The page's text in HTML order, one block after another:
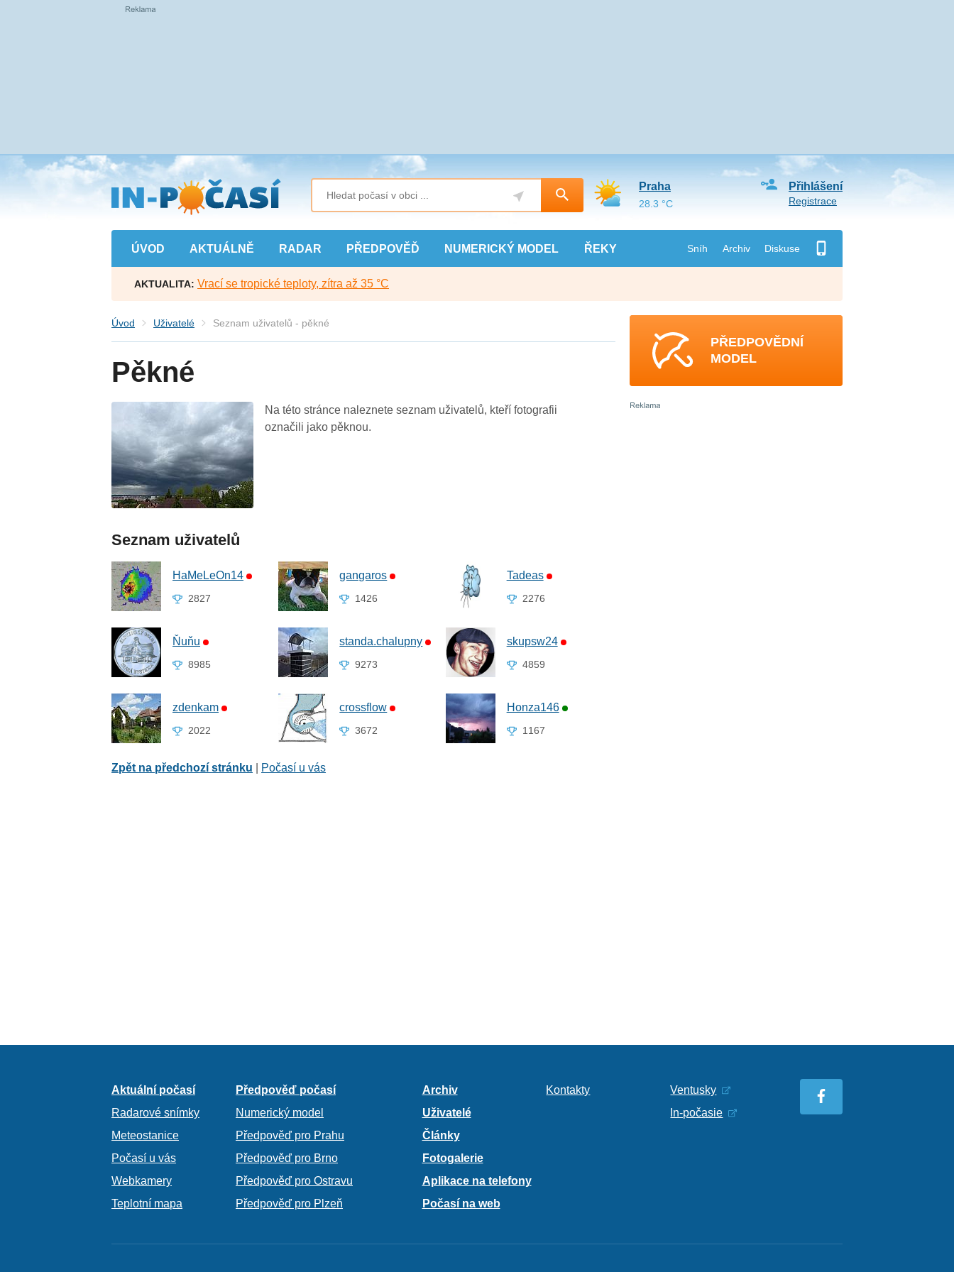
Přejít
na
hlavní
obsah
ÚVOD AKTUÁLNĚ RADAR PŘEDPOVĚĎ NUMERICKÝ MODEL ŘEKY Sníh Archiv Diskuse
Přihlášení
Registrace
Praha
28.3 °C
AKTUALITA: Vrací se tropické teploty, zítra až 35 °C
Úvod Uživatelé Seznam uživatelů - pěkné
Pěkné
Na této stránce naleznete seznam uživatelů, kteří fotografii
označili jako pěknou.
Seznam uživatelů
HaMeLeOn14
2827
gangaros
1426
Tadeas
2276
Ňuňu
8985
standa.chalupny
9273
skupsw24
4859
zdenkam
2022
crossflow
3672
Honza146
1167
Zpět na předchozí stránku Počasí u vás
PŘEDPOVĚDNÍ
MODEL
Aktuální počasí
Radarové snímky
Meteostanice
Počasí u vás
Webkamery
Teplotní mapa
Předpověď počasí
Numerický model
Předpověď pro Prahu
Předpověď pro Brno
Předpověď pro Ostravu
Předpověď pro Plzeň
Archiv
Uživatelé
Články
Fotogalerie
Aplikace na telefony
Počasí na web
Kontakty
Ventusky
In-počasie